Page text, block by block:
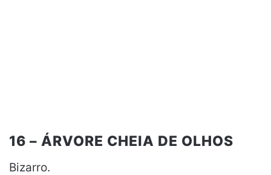
16 – ÁRVORE CHEIA DE OLHOS
Bizarro.